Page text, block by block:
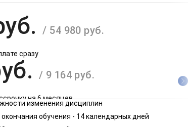
/ 54 980 руб.
сразу
/ 9 164 руб.
на 6 месяцев
/ 4 582 руб.
изменения дисциплин
обучения - 14 календарных дней